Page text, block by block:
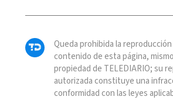
Queda prohibida la
contenido de esta página,
propiedad de TELEDIARIO; su
autorizada constituye una
conformidad con las leyes